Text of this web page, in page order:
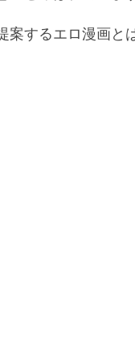
案するエロ漫画と